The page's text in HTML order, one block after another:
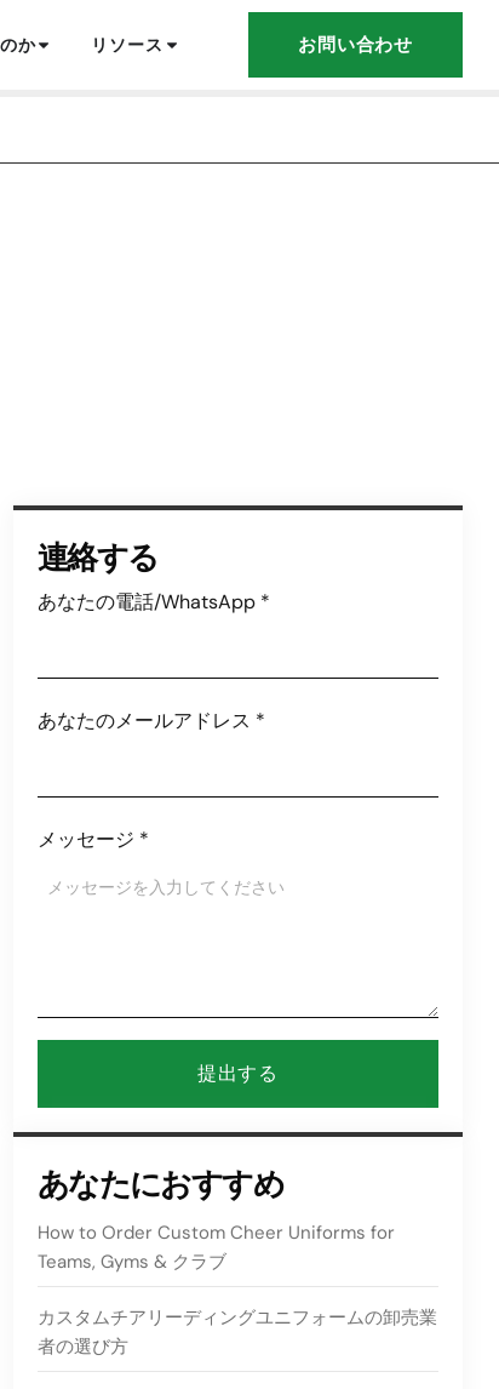
か リソース お問い合わせ
連絡する
あなたの電話/WhatsApp *
あなたのメールアドレス *
メッセージ *
提出する
あなたにおすすめ
How to Order Custom Cheer Uniforms for
Teams, Gyms & クラブ
カスタムチアリーディングユニフォームの卸売業
者の選び方